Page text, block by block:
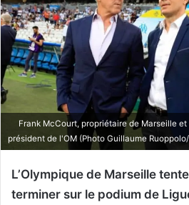
Frank McCourt, propriétaire de Marseille
président de l'OM (Photo Guillaume
L’Olympique de Marseille
terminer sur le podium de